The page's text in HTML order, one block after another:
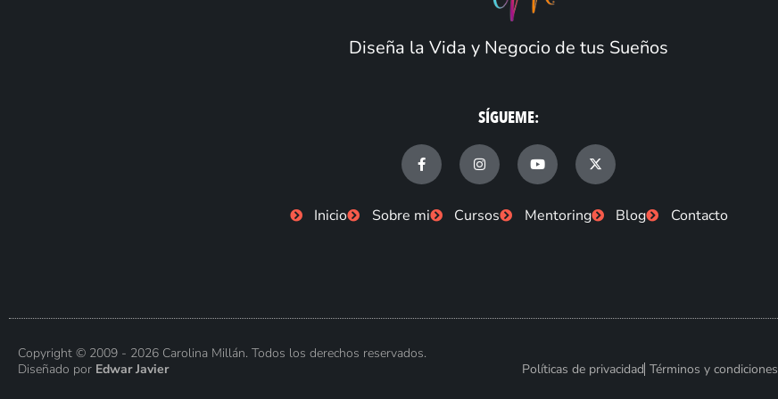
Diseña la Vida y Negocio de tus Sueños
SÍGUEME:
F
a
c
e
o
I
n
s
t
g
Y
o
t
b
X
-
t
w
t
Inicio Sobre mi Cursos Mentoring Blog Contacto
Copyright © 2009 - 2026 Carolina Millán. Todos los derechos reservados.
Diseñado por Edwar Javier Políticas de privacidad Términos y condiciones